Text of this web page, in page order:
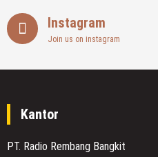
Instagram
Join us on instagram
Kantor
PT. Radio Rembang Bangkit